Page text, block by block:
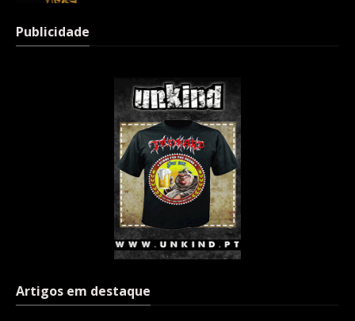
Publicidade
Artigos em destaque